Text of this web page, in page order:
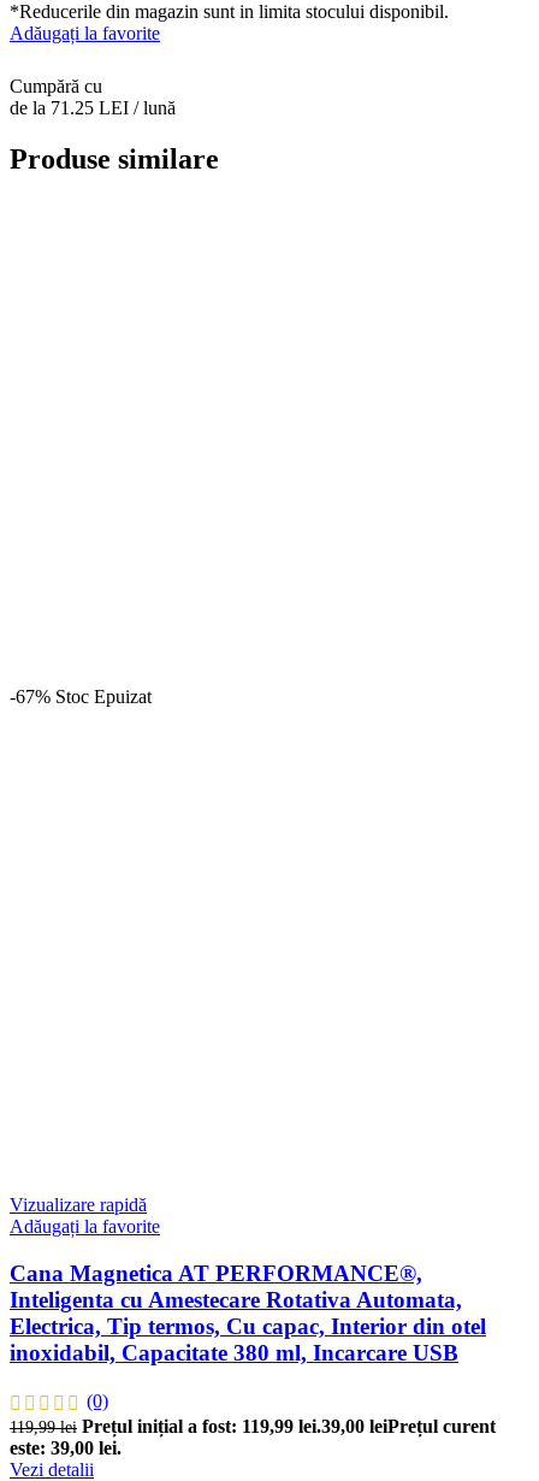
*Reducerile din magazin sunt in limita stocului disponibil.
Adăugați la favorite
Cumpără cu
de la 71.25 LEI / lună
Produse similare
-67% Stoc Epuizat
Vizualizare rapidă
Adăugați la favorite
Cana Magnetica AT PERFORMANCE®,
Inteligenta cu Amestecare Rotativa Automata,
Electrica, Tip termos, Cu capac, Interior din otel
inoxidabil, Capacitate 380 ml, Incarcare USB
(0)
119,99lei Prețul inițial a fost: 119,99 lei.39,00 leiPrețul curent
este: 39,00 lei.
Vezi detalii